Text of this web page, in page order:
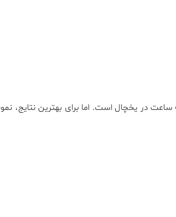
مدت زمان نگهداری نمونه خون برای آزمایش آلبومین معمولاً بین 24 تا 48 ساعت در یخچال است. اما برای بهترین